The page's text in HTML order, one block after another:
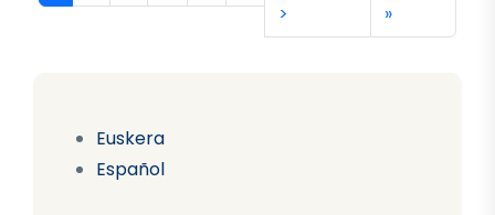
Euskera
Español
>
»